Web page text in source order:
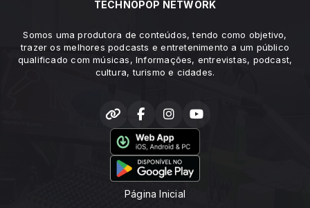
TECHNOPOP NETWORK
Somos uma produtora de conteúdos, tendo como objetivo,
trazer os melhores podcasts e entretenimento a um público
qualificado com músicas, Informações, entrevistas, podcast,
cultura, turismo e cidades.
Página Inicial